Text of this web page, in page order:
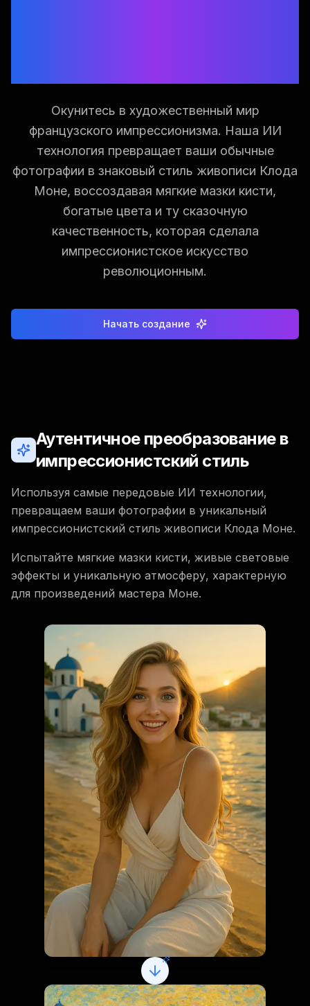
Окунитесь в художественный мир
французского импрессионизма. Наша ИИ
технология превращает ваши обычные
фотографии в знаковый стиль живописи Клода
Моне, воссоздавая мягкие мазки кисти,
богатые цвета и ту сказочную
качественность, которая сделала
импрессионистское искусство
революционным.
Начать создание
Аутентичное преобразование в
импрессионистский стиль
Используя самые передовые ИИ технологии,
превращаем ваши фотографии в уникальный
импрессионистский стиль живописи Клода Моне.
Испытайте мягкие мазки кисти, живые световые
эффекты и уникальную атмосферу, характерную
для произведений мастера Моне.